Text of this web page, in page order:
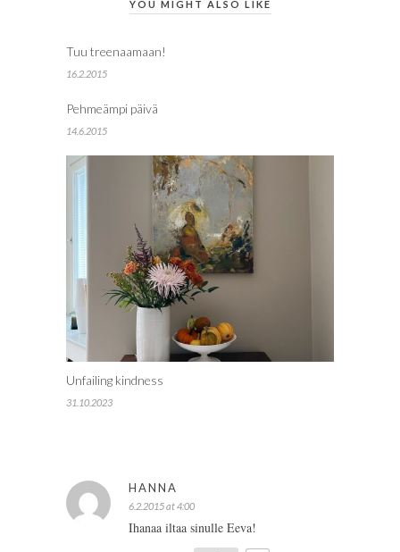
YOU MIGHT ALSO LIKE
Tuu treenaamaan!
16.2.2015
Pehmeämpi päivä
14.6.2015
Unfailing kindness
31.10.2023
HANNA
6.2.2015 at 4:00
Ihanaa iltaa sinulle Eeva!